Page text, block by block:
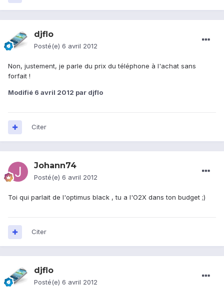
djflo
Posté(e) 6 avril 2012
Non, justement, je parle du prix du téléphone à l'achat sans
forfait !
Modifié 6 avril 2012 par djflo
Citer
Johann74
Posté(e) 6 avril 2012
Toi qui parlait de l'optimus black , tu a l'O2X dans ton budget ;)
Citer
djflo
Posté(e) 6 avril 2012